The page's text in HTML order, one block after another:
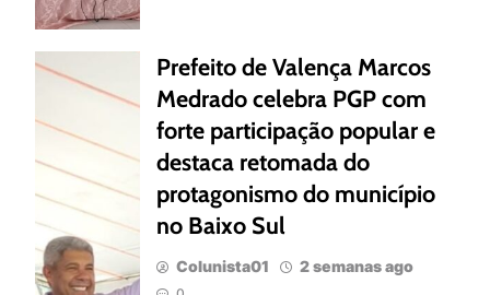
Prefeito de Valença Marcos
Medrado celebra PGP com
forte participação popular e
destaca retomada do
protagonismo do município
no Baixo Sul
Colunista01 2 semanas ago